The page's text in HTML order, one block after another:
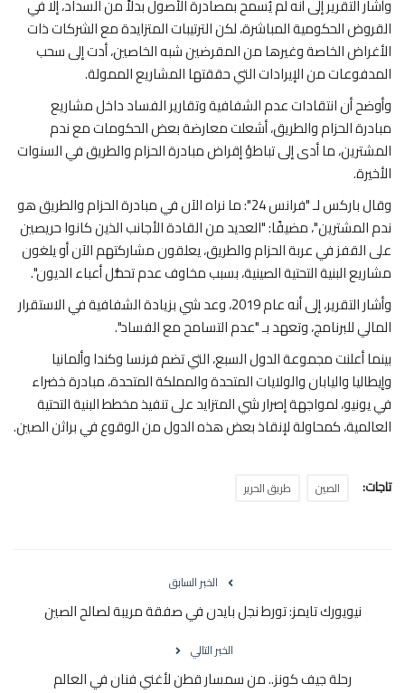
وأشار التقرير إلى أنه لم يُسمح بمصادرة الأصول بدلاً من السداد، إلا في
القروض الحكومية المباشرة، لكن الترتيبات المتزايدة مع الشركات ذات
الأغراض الخاصة وغيرها من المقرضين شبه الخاصين، أدت إلى سحب
المدفوعات من الإيرادات التي حققتها المشاريع الممولة.
وأوضح أن انتقادات عدم الشفافية وتقارير الفساد داخل مشاريع
مبادرة الحزام والطريق، أشعلت معارضة بعض الحكومات مع ندم
المشترين، ما أدى إلى تباطؤ إقراض مبادرة الحزام والطريق في السنوات
الأخيرة.
وقال باركس لـ "فرانس 24": ما نراه الآن في مبادرة الحزام والطريق هو
ندم المشترين"، مضيفًا: "العديد من القادة الأجانب الذين كانوا حريصين
على القفز في عربة الحزام والطريق، يعلقون مشاركتهم الآن أو يلغون
مشاريع البنية التحتية الصينية، بسبب مخاوف عدم تحمُّل أعباء الديون".
وأشار التقرير، إلى أنه عام 2019، وعد شي بزيادة الشفافية في الاستقرار
المالي للبرنامج، وتعهد بـ "عدم التسامح مع الفساد".
بينما أعلنت مجموعة الدول السبع، التي تضم فرنسا وكندا وألمانيا
وإيطاليا واليابان والولايات المتحدة والمملكة المتحدة، مبادرة خضراء
في يونيو، لمواجهة إصرار شي المتزايد على تنفيذ مخطط البنية التحتية
العالمية، كمحاولة لإنقاذ بعض هذه الدول من الوقوع في براثن الصين.
تاجات: الصين طريق الحرير
الخبر السابق
نيويورك تايمز: تورط نجل بايدن في صفقة مريبة لصالح الصين
الخبر التالي
رحلة جيف كونز.. من سمسار قطن لأغني فنان في العالم